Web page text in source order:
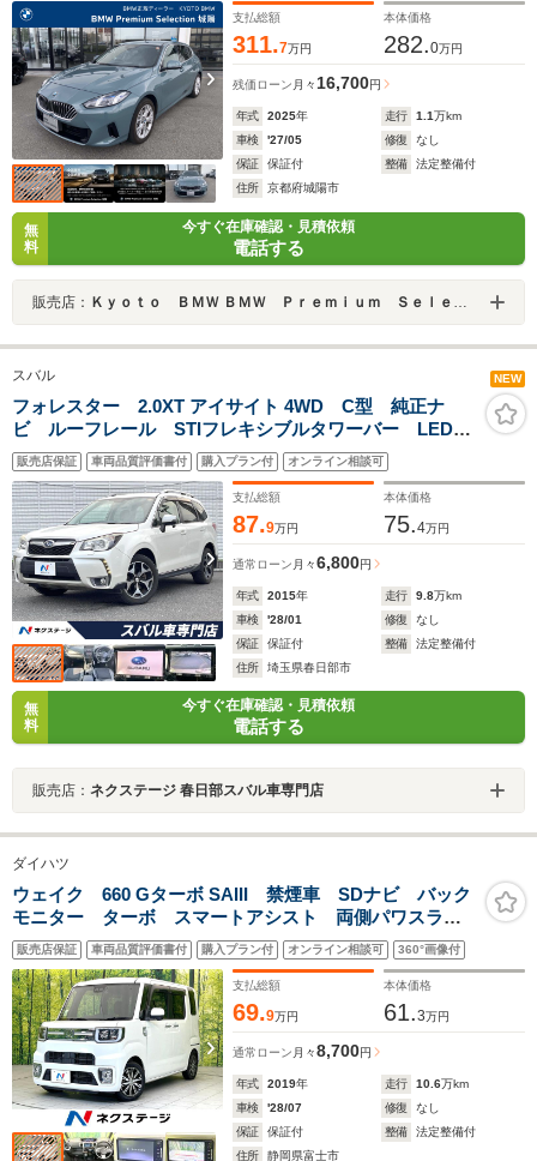
支払総額
311.7万円
本体価格
282.0万円
残価ローン 月々 16,700円
年式 2025年 走行 1.1万km
車検
'27/05 修復
なし
保証
保証付 整備
法定整備付
住所
京都府城陽市
無
料
今すぐ在庫確認・見積依頼
電話する
販売店： Ｋｙｏｔｏ ＢＭＷ ＢＭＷ Ｐｒｅｍｉｕｍ Ｓｅｌｅｃｔｉｏｎ 城陽
スバル NEW
フォレスター 2.0XT アイサイト 4WD C型 純正ナ
ビ ルーフレール STIフレキシブルタワーバー LEDア
クセサリーライナー HIDヘッドライト 革巻きステアリ
ング 純正18インチアルミ ハーフレザーシート スマ
ートキー 禁煙車 ターボ
販売店保証 車両品質評価書付 購入プラン付 オンライン相談可
支払総額
87.9万円
本体価格
75.4万円
通常ローン 月々6,800円
年式 2015年 走行 9.8万km
車検
'28/01 修復
なし
保証
保証付 整備
法定整備付
住所
埼玉県春日部市
無
料
今すぐ在庫確認・見積依頼
電話する
販売店： ネクステージ 春日部スバル車専門店
ダイハツ
ウェイク 660 Gターボ SAIII 禁煙車 SDナビ バック
モニター ターボ スマートアシスト 両側パワスラ
ETC ドラレコ LEDヘッド フォグ オートライト
オートエアコン スマートキー サンシェード アイド
リングストップ
販売店保証 車両品質評価書付 購入プラン付 オンライン相談可 360°画像付
支払総額
69.9万円
本体価格
61.3万円
通常ローン 月々8,700円
年式 2019年 走行 10.6万km
車検
'28/07 修復
なし
保証
保証付 整備
法定整備付
住所
静岡県富士市